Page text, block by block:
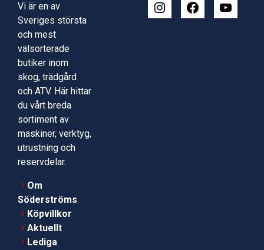
Vi är en av
Sveriges största
och mest
välsorterade
butiker inom
skog, trädgård
och ATV. Här hittar
du vårt breda
sortiment av
maskiner, verktyg,
utrustning och
reservdelar.
Om
Söderströms
Köpvillkor
Aktuellt
Lediga